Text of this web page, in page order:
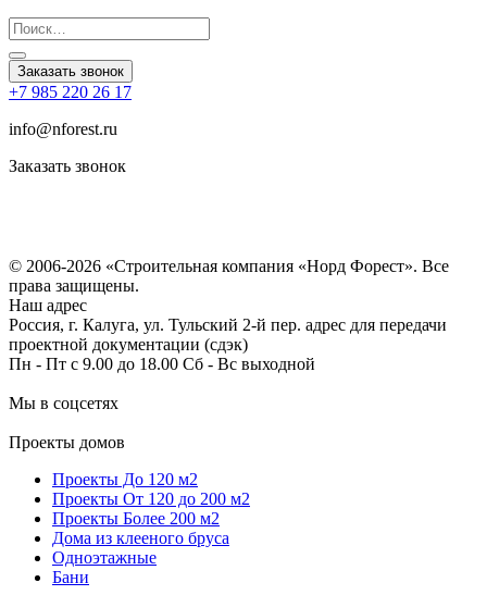
Заказать звонок
+7 985 220 26 17
info@nforest.ru
Заказать звонок
© 2006-2026 «Строительная компания «Норд Форест». Все
права защищены.
Наш адрес
Россия, г. Калуга, ул. Тульский 2-й пер. адрес для передачи
проектной документации (сдэк)
Пн - Пт с 9.00 до 18.00 Сб - Вс выходной
Мы в соцсетях
Проекты домов
Проекты До 120 м2
Проекты От 120 до 200 м2
Проекты Более 200 м2
Дома из клееного бруса
Одноэтажные
Бани